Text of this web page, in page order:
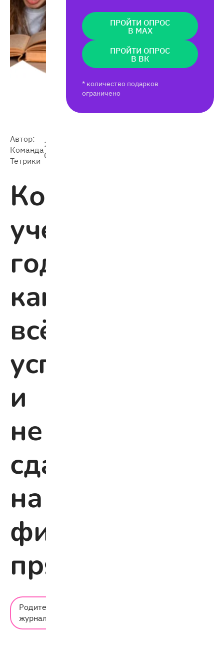
Автор:
Команда
Тетрики
2026-
05-06
Конец
учебного
года:
как
всё
успеть
и
не
сдаться
на
финишной
прямой
Родительский
журнал
ПРОЙТИ ОПРОС
В MAX
ПРОЙТИ ОПРОС
В ВК
* количество подарков
ограничено